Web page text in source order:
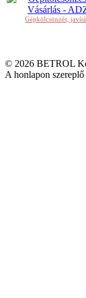
Gépkölcsönzés,
© 2026 BETROL
A honlapon